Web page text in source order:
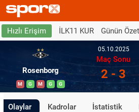
Hızlı Erişim İLK11 KUR Günün
Rosenborg
M G M G G
05.10.2025
Maç Sonu
2 - 3
Olaylar Kadrolar İstatistik